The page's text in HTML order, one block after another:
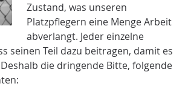
Zustand, was unseren
Platzpflegern eine Menge Arbeit
abverlangt. Jeder einzelne
seinen Teil dazu beitragen, damit es
die dringende Bitte, folgende